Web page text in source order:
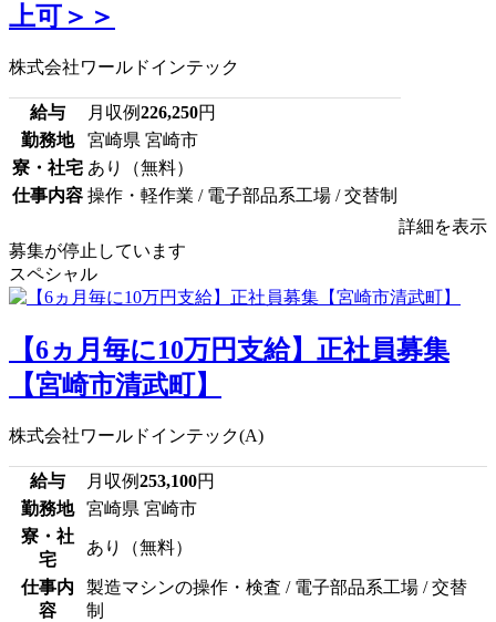
上可＞＞
株式会社ワールドインテック
給与 月収例226,250円
勤務地
宮崎県 宮崎市
寮・社宅 あり（無料）
仕事内容 操作・軽作業 / 電子部品系工場 / 交替制
詳細を表示
募集が停止しています
スペシャル
【6ヵ月毎に10万円支給】正社員募集
【宮崎市清武町】
株式会社ワールドインテック(A)
給与 月収例253,100円
勤務地
宮崎県 宮崎市
寮・社
宅
あり（無料）
仕事内
容
製造マシンの操作・検査 / 電子部品系工場 / 交替
制